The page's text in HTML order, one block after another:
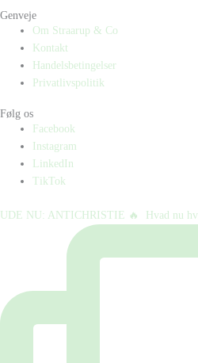
Genveje
Om Straarup & Co
Kontakt
Handelsbetingelser
Privatlivspolitik
Følg os
Facebook
Instagram
LinkedIn
TikTok
UDE NU: ANTICHRISTIE 🔥⁠ ⁠ Hvad nu